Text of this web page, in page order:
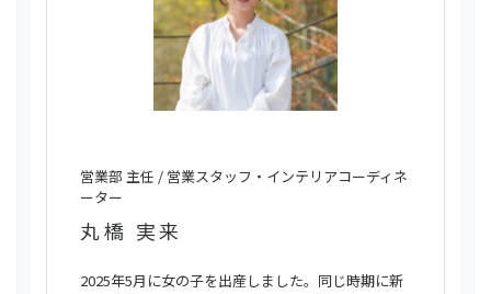
営業部 主任 / 営業スタッフ・インテリアコーディネ
ーター
丸橋 実来
2025年5月に女の子を出産しました。同じ時期に新